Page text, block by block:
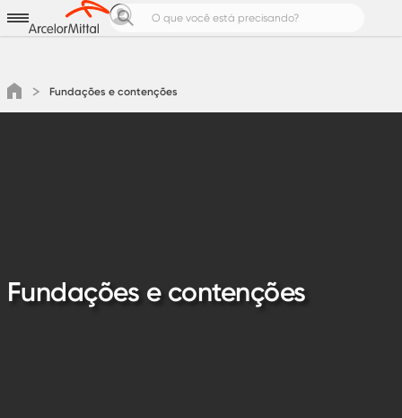
Notícias e Cases
Calculadoras de Aço
Fundações e contenções
Fundações e contenções